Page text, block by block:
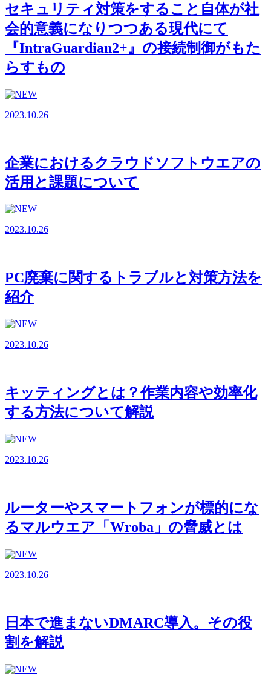
セキュリティ対策をすること自体が社
会的意義になりつつある現代にて
『IntraGuardian2+』の接続制御がもた
らすもの
2023.10.26
企業におけるクラウドソフトウエアの
活用と課題について
2023.10.26
PC廃棄に関するトラブルと対策方法を
紹介
2023.10.26
キッティングとは？作業内容や効率化
する方法について解説
2023.10.26
ルーターやスマートフォンが標的にな
るマルウエア「Wroba」の脅威とは
2023.10.26
日本で進まないDMARC導入。その役
割を解説